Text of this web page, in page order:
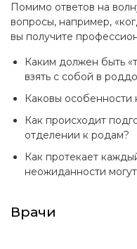
Помимо ответов на
вопросы, например,
вы получите
Каким должен быть
взять с собой в
Каковы особенности
Как происходит
отделении к родам?
Как протекает
неожиданности
Врачи